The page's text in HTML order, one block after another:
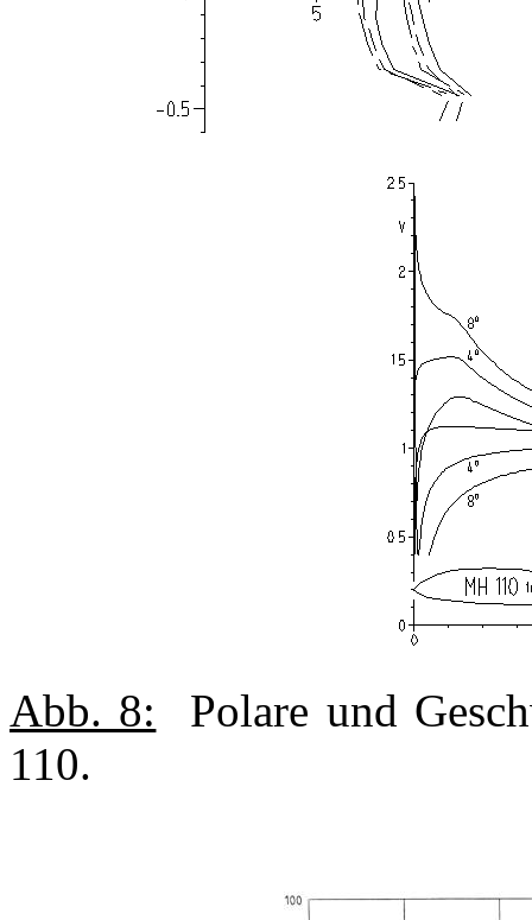
Abb. 8: Polare und
110.